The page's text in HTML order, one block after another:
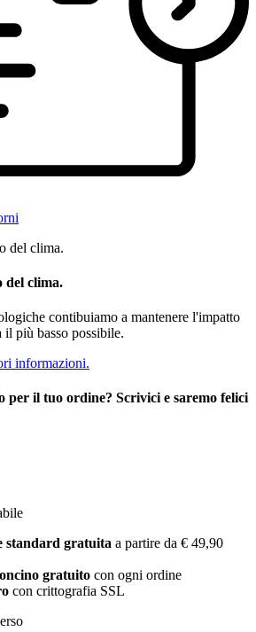
del clima.
contibuiamo a mantenere l'impatto
più basso possibile.
informazioni.
per il tuo ordine? Scrivici e saremo felici
standard gratuita a partire da € 49,90
gratuito con ogni ordine
con crittografia SSL